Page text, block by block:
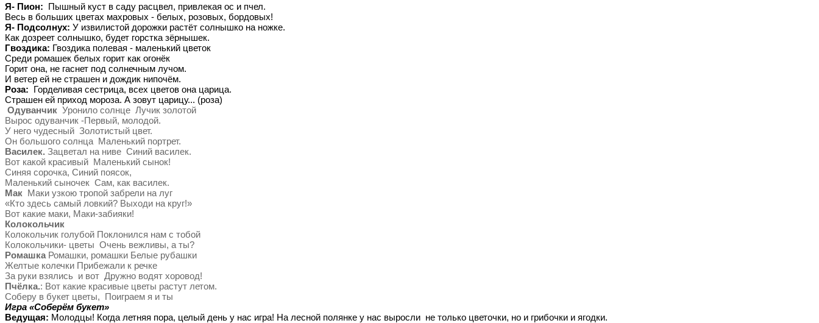
Я- Пион: Пышный куст в саду расцвел, привлекая ос и пчел.
Весь в больших цветах махровых - белых, розовых, бордовых!
Я- Подсолнух: У извилистой дорожки растёт солнышко на ножке.
Как дозреет солнышко, будет горстка зёрнышек.
Гвоздика: Гвоздика полевая - маленький цветок
Среди ромашек белых горит как огонёк
Горит она, не гаснет под солнечным лучом.
И ветер ей не страшен и дождик нипочём.
Роза: Горделивая сестрица, всех цветов она царица.
Страшен ей приход мороза. А зовут царицу... (роза)
Одуванчик Уронило солнце Лучик золотой
Вырос одуванчик -Первый, молодой.
У него чудесный Золотистый цвет.
Он большого солнца Маленький портрет.
Василек. Зацветал на ниве Синий василек.
Вот какой красивый Маленький сынок!
Синяя сорочка, Синий поясок,
Маленький сыночек Сам, как василек.
Мак Маки узкою тропой забрели на луг
«Кто здесь самый ловкий? Выходи на круг!»
Вот какие маки, Маки-забияки!
Колокольчик
Колокольчик голубой Поклонился нам с тобой
Колокольчики- цветы Очень вежливы, а ты?
Ромашка Ромашки, ромашки Белые рубашки
Желтые колечки Прибежали к речке
За руки взялись и вот Дружно водят хоровод!
Пчёлка.: Вот какие красивые цветы растут летом.
Соберу в букет цветы, Поиграем я и ты
Игра «Соберём букет»
Ведущая: Молодцы! Когда летняя пора, целый день у нас игра! На лесной полянке у нас выросли не только цветочки, но и грибочки и ягодки.